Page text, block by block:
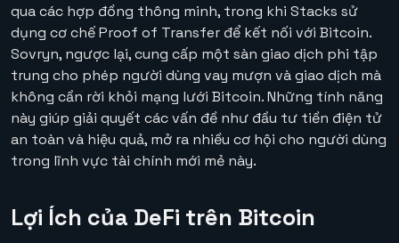
qua các hợp đồng thông minh, trong khi Stacks sử
dụng cơ chế Proof of Transfer để kết nối với Bitcoin.
Sovryn, ngược lại, cung cấp một sàn giao dịch phi tập
trung cho phép người dùng vay mượn và giao dịch mà
không cần rời khỏi mạng lưới Bitcoin. Những tính năng
này giúp giải quyết các vấn đề như đầu tư tiền điện tử
an toàn và hiệu quả, mở ra nhiều cơ hội cho người dùng
trong lĩnh vực tài chính mới mẻ này.
Lợi Ích của DeFi trên Bitcoin